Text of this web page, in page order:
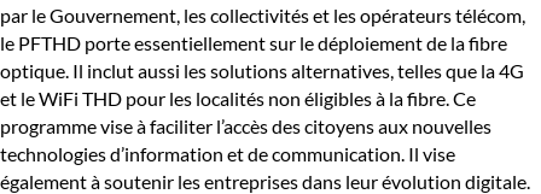
par le Gouvernement, les collectivités et les opérateurs télécom,
le PFTHD porte essentiellement sur le déploiement de la fibre
optique. Il inclut aussi les solutions alternatives, telles que la 4G
et le WiFi THD pour les localités non éligibles à la fibre. Ce
programme vise à faciliter l’accès des citoyens aux nouvelles
technologies d’information et de communication. Il vise
également à soutenir les entreprises dans leur évolution digitale.